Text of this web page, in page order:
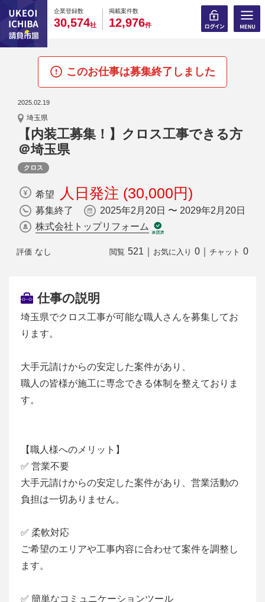
企業登録数
0
3
0
0,
0
5
0
74社
掲載案件数
0
1
0
2,
0
9
0
76件
このお仕事は募集終了しました
2025.02.19
埼玉県
【内装工募集！】クロス工事できる方
＠埼玉県
クロス
希望 人日発注 (30,000円)
募集終了
2025年2月20日 〜 2029年2月20日
株式会社トップリフォーム
評価 なし 閲覧 521 お気に入り 0 チャット 0
仕事の説明
埼玉県でクロス工事が可能な職人さんを募集してお
ります。
大手元請けからの安定した案件があり、
職人の皆様が施工に専念できる体制を整えておりま
す。
【職人様へのメリット】
✅ 営業不要
大手元請けからの安定した案件があり、営業活動の
負担は一切ありません。
✅ 柔軟対応
ご希望のエリアや工事内容に合わせて案件を調整し
ます。
✅ 簡単なコミュニケーションツール